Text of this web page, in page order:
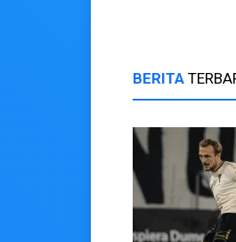
BERITA